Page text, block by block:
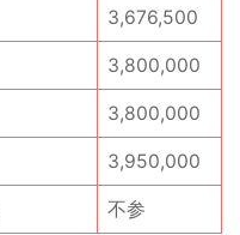
3,676,500
3,800,000
3,800,000
3,950,000
不参